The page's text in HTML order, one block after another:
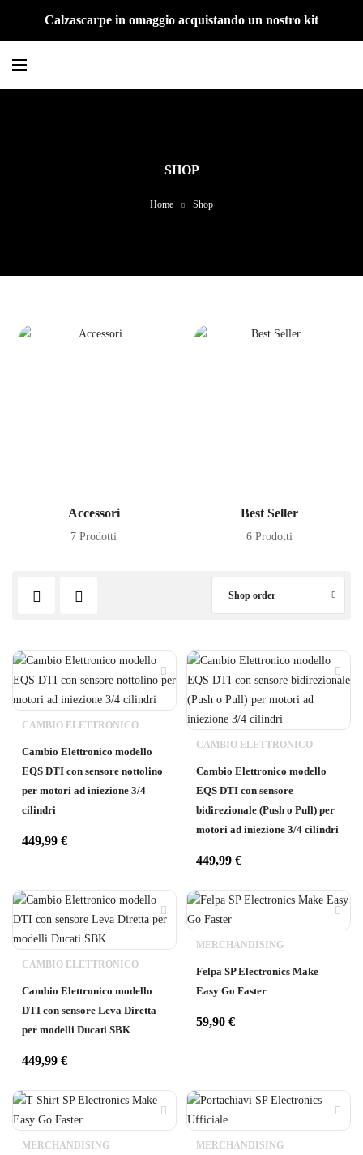
Calzascarpe in omaggio acquistando un nostro kit
SHOP
Home Shop
Accessori
7 Prodotti
Best Seller
6 Prodotti
Shop order
CAMBIO ELETTRONICO
Cambio Elettronico modello
EQS DTI con sensore nottolino
per motori ad iniezione 3/4
cilindri
449,99 €
CAMBIO ELETTRONICO
Cambio Elettronico modello
EQS DTI con sensore
bidirezionale (Push o Pull) per
motori ad iniezione 3/4 cilindri
449,99 €
CAMBIO ELETTRONICO
Cambio Elettronico modello
DTI con sensore Leva Diretta
per modelli Ducati SBK
449,99 €
MERCHANDISING
Felpa SP Electronics Make
Easy Go Faster
59,90 €
MERCHANDISING MERCHANDISING